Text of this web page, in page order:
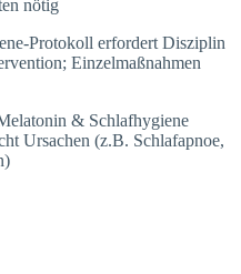
nötig
Protokoll erfordert Disziplin
Einzelmaßnahmen
& Schlafhygiene
Ursachen (z.B. Schlafapnoe,